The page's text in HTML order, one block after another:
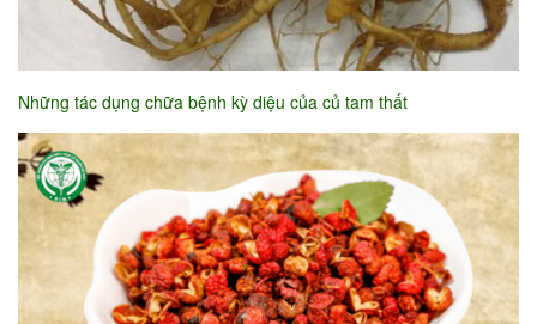
Những tác dụng chữa bệnh kỳ diệu của củ tam thất